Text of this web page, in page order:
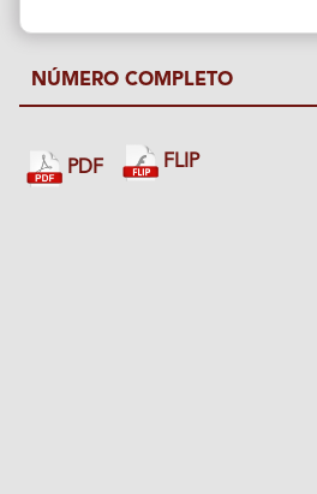
NÚMERO COMPLETO
PDF FLIP